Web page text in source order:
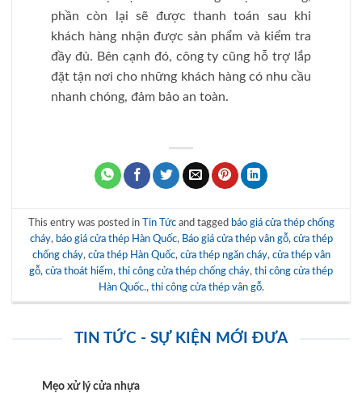
phần còn lại sẽ được thanh toán sau khi
khách hàng nhận được sản phẩm và kiểm tra
đầy đủ. Bên cạnh đó, công ty cũng hỗ trợ lắp
đặt tận nơi cho những khách hàng có nhu cầu
nhanh chóng, đảm bảo an toàn.
This entry was posted in Tin Tứcand tagged báo giá cửa thép chống
cháy, báo giá cửa thép Hàn Quốc, Báo giá cửa thép vân gỗ, cửa thép
chống cháy, cửa thép Hàn Quốc, cửa thép ngăn cháy, cửa thép vân
gỗ, cửa thoát hiểm, thi công cửa thép chống cháy, thi công cửa thép
Hàn Quốc., thi công cửa thép vân gỗ.
TIN TỨC - SỰ KIỆN MỚI ĐƯA
Mẹo xử lý cửa nhựa